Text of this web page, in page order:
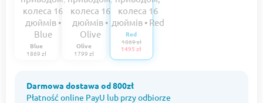
Blue
1869 zł
Olive
1799 zł
Red
1869 zł
1495 zł
Darmowa dostawa od 800zł
Płatność online PayU lub przy odbiorze